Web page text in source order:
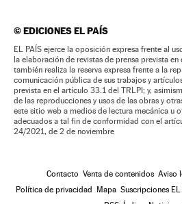
©EDICIONES EL PAÍS
EL PAÍS ejerce la oposición expresa frente al
la elaboración de revistas de prensa prevista
también realiza la reserva expresa frente a la
comunicación pública de sus trabajos y
prevista en el artículo 33.1 del TRLPI; y,
de las reproducciones y usos de las obras y
este sitio web a medios de lectura mecánica u
adecuados a tal fin de conformidad con el
24/2021, de 2 de noviembre
Contacto Venta de contenidos Aviso
Política de privacidad
Mapa Suscripciones EL